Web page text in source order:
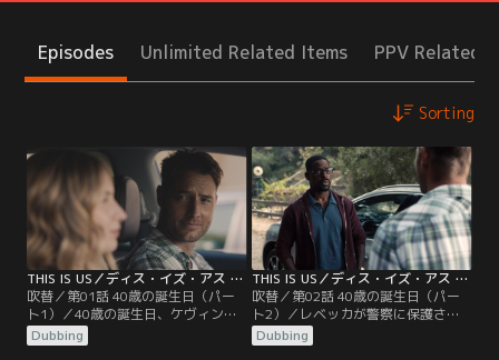
Episodes Unlimited Related Items PPV Related
Sorting
THIS IS US／ディス・イズ・アス シーズン5 第01話／吹替
吹替／第01話 40歳の誕生日（パー
ト1）／40歳の誕生日、ケヴィンと
ケイトは、山荘にこもっているレベ
ッカに会いに行くが、ケヴィンと大
Dubbing
THIS IS US／ディス・イズ・アス シーズン5 第02話／吹替
吹替／第02話 40歳の誕生日（パー
ト2）／レベッカが警察に保護され
て帰宅。山荘に駆けつけたランダル
は、いつもと様子が違った。心配す
Dubbing